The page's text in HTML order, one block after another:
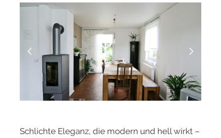
Schlichte Eleganz, die modern und hell wirkt –